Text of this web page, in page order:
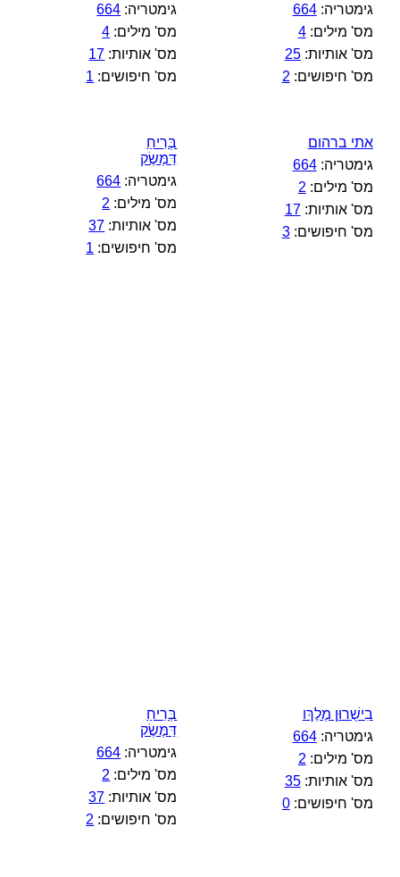
גימטריה:664
מס' מילים:4
מס' אותיות:25
מס' חיפושים: 2
גימטריה: 664
מס' מילים: 4
מס' אותיות: 17
מס' חיפושים: 1
אתי ברהום
גימטריה:664
מס' מילים: 2
מס' אותיות:17
מס' חיפושים:3
בְּרִיחַ
דַּמֶּשֶׂק
גימטריה: 664
מס' מילים: 2
מס' אותיות: 37
מס' חיפושים: 1
בִישֻׁרוּן מֶלֶךְו
גימטריה:664
מס' מילים: 2
מס' אותיות:35
מס' חיפושים:0
בְּרִיחַ
דַּמֶּשֶׂק
גימטריה: 664
מס' מילים: 2
מס' אותיות: 37
מס' חיפושים: 2